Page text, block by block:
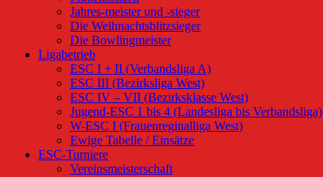
Jahres-meister und -sieger
Die Weihnachtsblitzsieger
Die Bowlingmeister
Ligabetrieb
ESC I + II (Verbandsliga A)
ESC III (Bezirksliga West)
ESC IV – VII (Bezirksklasse West)
Jugend-ESC 1 bis 4 (Landesliga bis Verbandsliga)
W-ESC I (Frauenreginalliga West)
Ewige Tabelle / Einsätze
ESC-Turniere
Vereinsmeisterschaft